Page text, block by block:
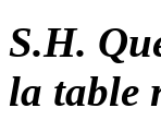
S.H.
la table